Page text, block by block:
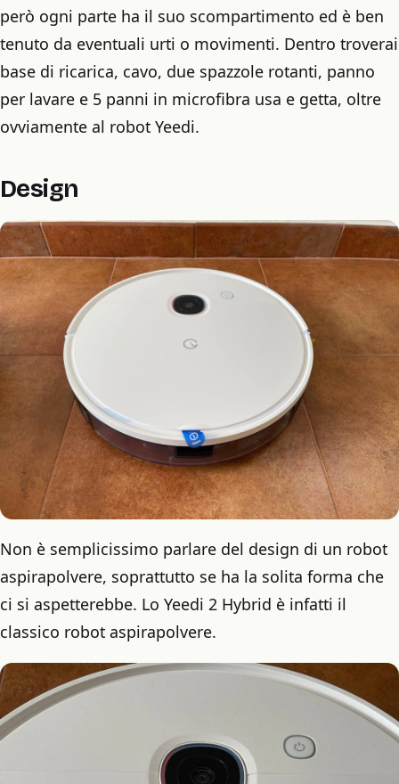
però ogni parte ha il suo scompartimento ed è ben
tenuto da eventuali urti o movimenti. Dentro troverai
base di ricarica, cavo, due spazzole rotanti, panno
per lavare e 5 panni in microfibra usa e getta, oltre
ovviamente al robot Yeedi.
Design
Non è semplicissimo parlare del design di un robot
aspirapolvere, soprattutto se ha la solita forma che
ci si aspetterebbe. Lo Yeedi 2 Hybrid è infatti il
classico robot aspirapolvere.